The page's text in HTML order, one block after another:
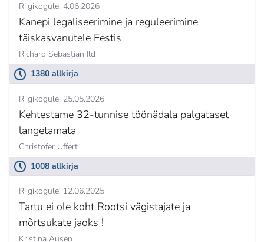
Riigikogule 4.06.2026
Kanepi legaliseerimine ja reguleerimine
täiskasvanutele Eestis
Richard Sebastian Ild
1380 allkirja
Riigikogule 25.05.2026
Kehtestame 32-tunnise töönädala palgataset
langetamata
Christofer Uffert
1008 allkirja
Riigikogule 12.06.2025
Tartu ei ole koht Rootsi vägistajate ja
mõrtsukate jaoks !
Kristina Ausen